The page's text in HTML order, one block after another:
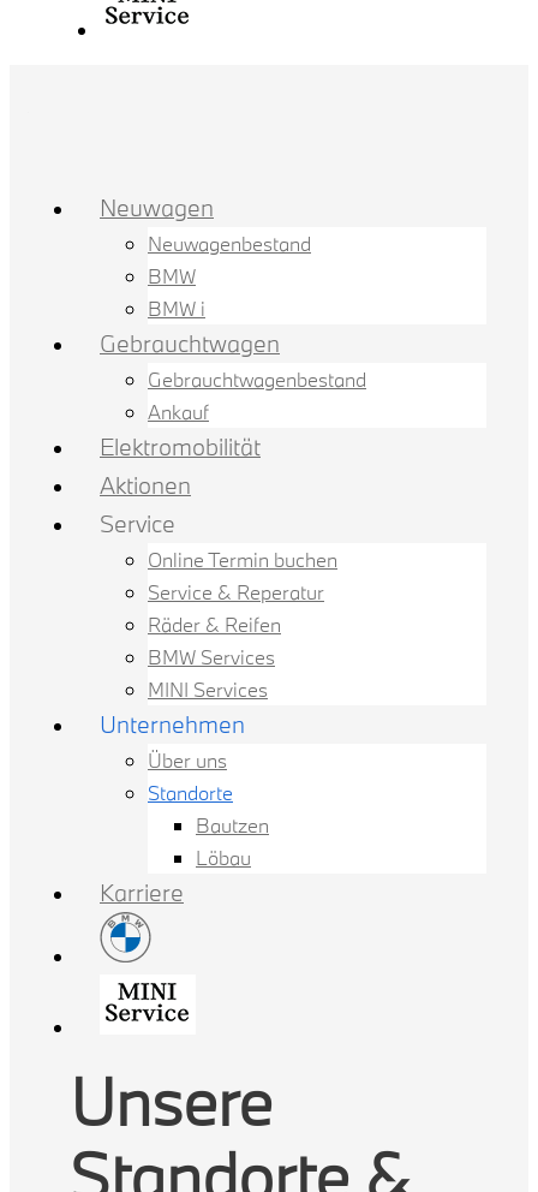
Neuwagen
Neuwagenbestand
BMW
BMW i
Gebrauchtwagen
Gebrauchtwagenbestand
Ankauf
Elektromobilität
Aktionen
Service
Online Termin buchen
Service & Reperatur
Räder & Reifen
BMW Services
MINI Services
Unternehmen
Über uns
Standorte
Bautzen
Löbau
Karriere
Unsere